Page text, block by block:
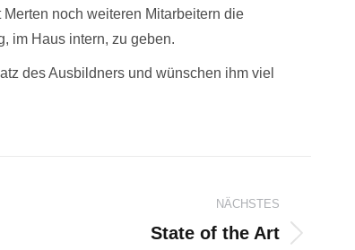
noch weiteren Mitarbeitern die
im Haus intern, zu geben.
des Ausbildners und wünschen ihm viel
NÄCHSTES
State of the Art